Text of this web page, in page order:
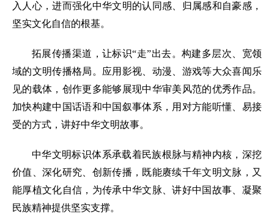
入人心，进而强化中华文明的认同感、归属感和自豪感，
坚实文化自信的根基。
拓展传播渠道，让标识“走”出去。构建多层次、宽领
域的文明传播格局。应用影视、动漫、游戏等大众喜闻乐
见的载体，创作更多能够展现中华审美风范的优秀作品。
加快构建中国话语和中国叙事体系，用对方能听懂、易接
受的方式，讲好中华文明故事。
中华文明标识体系承载着民族根脉与精神内核，深挖
价值、深化研究、创新传播，既能赓续千年文明文脉，又
能厚植文化自信，为传承中华文脉、讲好中国故事、凝聚
民族精神提供坚实支撑。